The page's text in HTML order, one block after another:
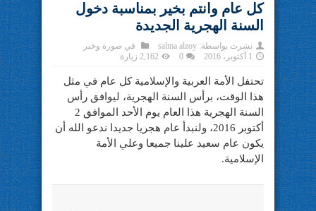
كل عام وانتم بخير بمناسبة دخول
السنة الهجرية الجديدة
نشرت بواسطة: salma alzoy في صورة وخبر
1 أكتوبر، 2016
0 2,162 زيارة
تحتفل الأمة العربية والإسلامية كل عام في مثل
هذا الوقت، برأس السنة الهجرية، ليوافق رأس
السنة الهجرية هذا العام يوم الأحد الموافق 2
أكتوبر 2016، ولنبدأ عام هجريا جديدا ندعو الله أن
يكون عام سعيد علينا جميعا وعلي الأمة
الإسلامية.